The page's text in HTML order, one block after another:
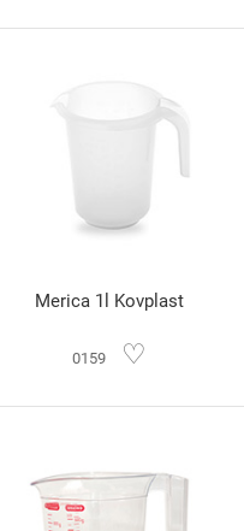
Merica 1l Kovplast
0159 ♡